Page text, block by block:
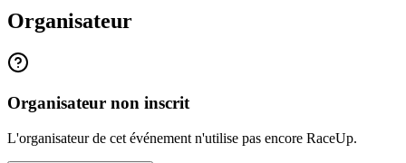
Organisateur
Organisateur non inscrit
L'organisateur de cet événement n'utilise pas encore RaceUp.